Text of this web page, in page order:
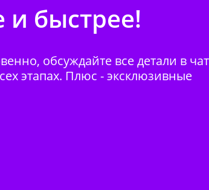
быстрее!
обсуждайте все детали в
этапах. Плюс - эксклюзивные